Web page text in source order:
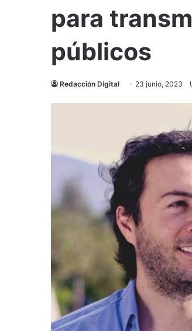
para
públicos
Redacción Digital 23 junio, 2023